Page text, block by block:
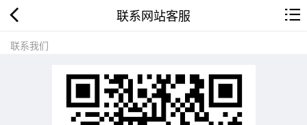
联系网站客服
联系我们